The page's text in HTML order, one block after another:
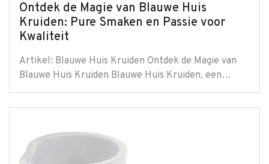
Ontdek de Magie van Blauwe Huis
Kruiden: Pure Smaken en Passie voor
Kwaliteit
Artikel: Blauwe Huis Kruiden Ontdek de Magie van
Blauwe Huis Kruiden Blauwe Huis Kruiden, een…